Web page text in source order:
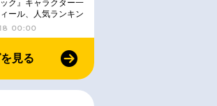
ック』キャラクター一
ール、人気ランキン
ン、診断など気にな
00:00
見る